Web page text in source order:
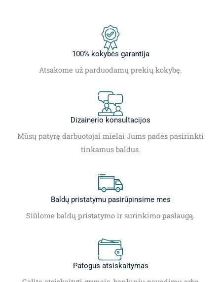
100% kokybės garantija
Atsakome už parduodamų prekių kokybę.
Dizainerio konsultacijos
Mūsų patyrę darbuotojai mielai Jums padės pasirinkti
tinkamus baldus.
Baldų pristatymu pasirūpinsime mes
Siūlome baldų pristatymo ir surinkimo paslaugą.
Patogus atsiskaitymas